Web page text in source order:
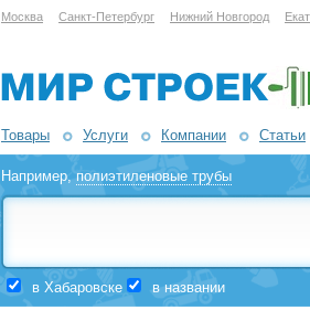
Москва Санкт-Петербург Нижний Новгород
Товары Услуги Компании Статьи
Например,полиэтиленовые трубы
в Хабаровске в названии